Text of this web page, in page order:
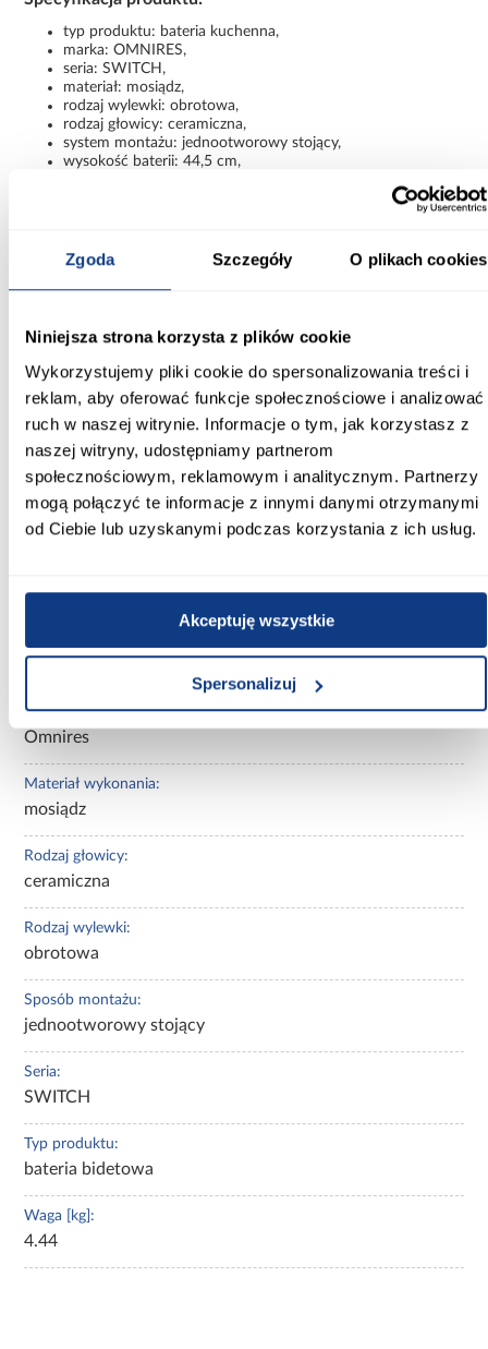
Zgoda Szczegóły O plikach cookies
Niniejsza strona korzysta z plików cookie
Wykorzystujemy pliki cookie do spersonalizowania treści i
reklam, aby oferować funkcje społecznościowe i analizować
ruch w naszej witrynie. Informacje o tym, jak korzystasz z
naszej witryny, udostępniamy partnerom
społecznościowym, reklamowym i analitycznym. Partnerzy
mogą połączyć te informacje z innymi danymi otrzymanymi
od Ciebie lub uzyskanymi podczas korzystania z ich usług.
Akceptuję wszystkie
Spersonalizuj
typ produktu: bateria kuchenna,
marka: OMNIRES,
seria: SWITCH,
materiał: mosiądz,
rodzaj wylewki: obrotowa,
rodzaj głowicy: ceramiczna,
system montażu: jednootworowy stojący,
wysokość baterii: 44,5 cm,
Dlaczego warto wybrać baterię kuchenną z
Bateria kuchenna z zestawem filtrującym OMNIRES SWITCH
pozwala połączyć estetykę nowoczesnej armatury z praktycznym
dostępem do filtrowanej wody. Solidne wykonanie z mosiądzu,
technologia COLD START sprawiają, że model doskonale
sprawdzi się zarówno w dużych, jak i kompaktowych kuchniach.
To rozwiązanie dla osób, które szukają eleganckiej baterii
kuchennej z filtrem do wody, zapewniającej komfort codziennego
użytkowania i ograniczenie zużycia plastiku dzięki rezygnacji z
wody butelkowanej.
nikiel szczotkowany
Marka produktu:
Omnires
Materiał wykonania:
mosiądz
Rodzaj głowicy:
ceramiczna
Rodzaj wylewki:
obrotowa
Sposób montażu:
jednootworowy stojący
Seria:
SWITCH
Typ produktu:
bateria bidetowa
Waga [kg]:
4.44